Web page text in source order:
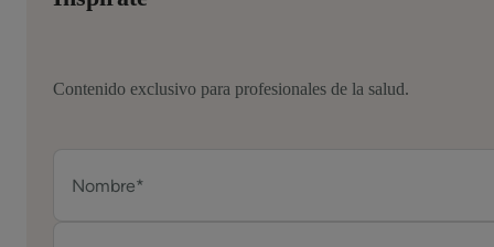
Contenido exclusivo para profesionales de la salud.